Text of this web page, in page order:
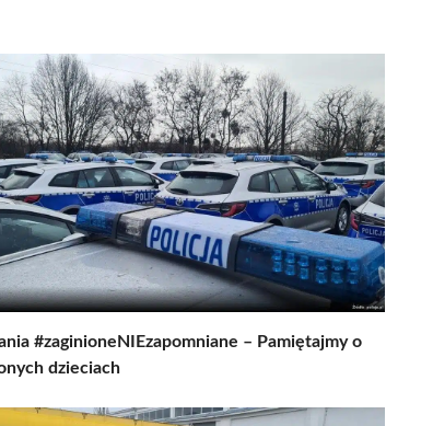
#zaginioneNIEzapomniane – Pamiętajmy o
dzieciach